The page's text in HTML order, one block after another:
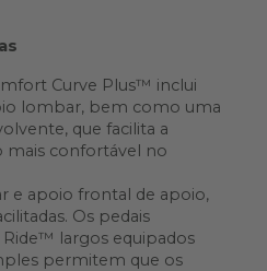
Curve Plus™ inclui
lombar, bem como uma
que facilita a
mais confortável no
e apoio frontal de apoio,
Os pedais
largos equipados
permitem que os